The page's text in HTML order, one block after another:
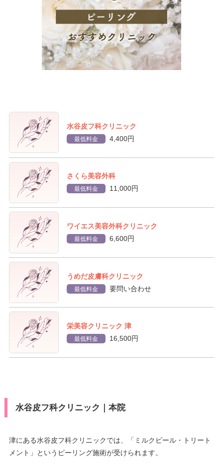
水谷皮フ科クリニック
最低料金 4,400円
さくら美容外科
最低料金 11,000円
ワイエス美容外科クリニック
最低料金 6,600円
うめだ皮膚科クリニック
最低料金 要問い合わせ
栄美容クリニック 津
最低料金 16,500円
水谷皮フ科クリニック｜本院
津にある水谷皮フ科クリニックでは、「ミルクピール・トリート
メント」というピーリング施術が受けられます。